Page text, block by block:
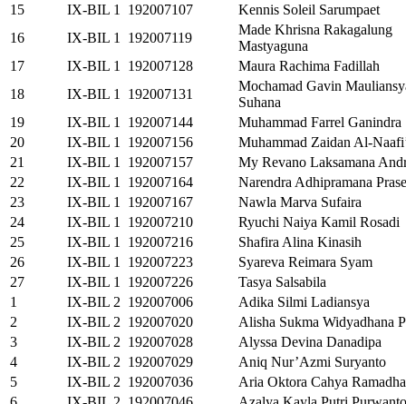
15
IX-BIL 1 192007107
Kennis Soleil Sarumpaet
16
IX-BIL 1 192007119
Made Khrisna Rakagalung
Mastyaguna
17
IX-BIL 1 192007128
Maura Rachima Fadillah
18
IX-BIL 1 192007131
Mochamad Gavin
Suhana
19
IX-BIL 1 192007144
Muhammad Farrel Ganindra
20
IX-BIL 1 192007156
Muhammad Zaidan Al-
21
IX-BIL 1 192007157
My Revano Laksamana
22
IX-BIL 1 192007164
Narendra Adhipramana
23
IX-BIL 1 192007167
Nawla Marva Sufaira
24
IX-BIL 1 192007210
Ryuchi Naiya Kamil Rosadi
25
IX-BIL 1 192007216
Shafira Alina Kinasih
26
IX-BIL 1 192007223
Syareva Reimara Syam
27
IX-BIL 1 192007226
Tasya Salsabila
1
IX-BIL 2 192007006
Adika Silmi Ladiansya
2
IX-BIL 2 192007020
Alisha Sukma Widyadhana
3
IX-BIL 2 192007028
Alyssa Devina Danadipa
4
IX-BIL 2 192007029
Aniq Nur’Azmi Suryanto
5
IX-BIL 2 192007036
Aria Oktora Cahya